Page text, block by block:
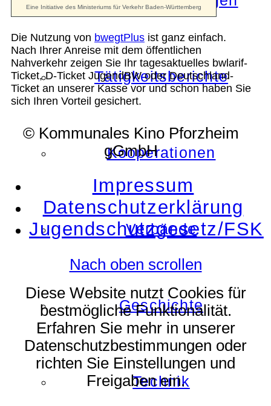
Tätigkeitsberichte
Kooperationen
Verbände
Geschichte
Technik
Die Nutzung von bwegtPlus ist ganz einfach.
Nach Ihrer Anreise mit dem öffentlichen
Nahverkehr zeigen Sie Ihr tagesaktuelles bwlarif-
Ticket, D-Ticket JugendBW oder Deutschland-
Ticket an unserer Kasse vor und schon haben Sie
sich Ihren Vorteil gesichert.
© Kommunales Kino Pforzheim
gGmbH
Impressum
Datenschutzerklärung
Jugendschutzgesetz/FSK
Nach oben scrollen
Diese Website nutzt Cookies für
bestmögliche Funktionalität.
Erfahren Sie mehr in unserer
Datenschutzbestimmungen oder
richten Sie Einstellungen und
Freigaben ein.